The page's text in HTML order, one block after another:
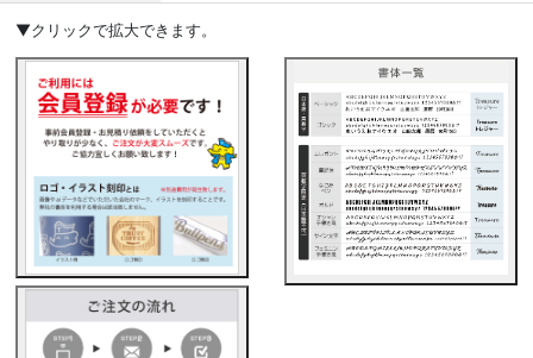
▼クリックで拡大できます。